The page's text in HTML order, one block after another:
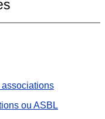
ou ASBL